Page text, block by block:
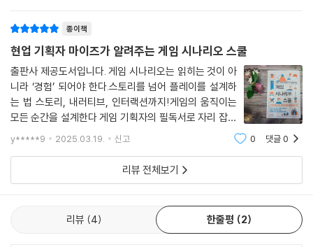
이렇게 상상하다 보면 무서운 몬스터가 우스꽝스럽게 제작될 수도 있습니
다. 따라서 시나리오를 작성할 때 형태를 표현해야 합니다. 눈으로 보이는
외형적인 모습을 하나하나 적어주세요. 그래픽 담당자가 잘 그려낼 수 있
도록 말이지요.
--- p.207
일반적인 스토리 작법론이 게임에서 적용되지 않는 가장 큰 이유는 인물이
없기 때문입니다. 인물이 있더라도 소설, 영화와 같은 스토리 중심의 콘텐
츠와는 개념 자체가 다르죠. 게임의 주인공은 캐릭터이기도 하지만 그 캐
릭터를 조작하는 게이머이기도 합니다. 게임에 잡혀간 약혼자를 구하러 가
는 스토리가 부여됐다고 해봅시다. 게이머가 약혼자를 구하겠다는 생각으
로 게임을 할까요? 현실에서는 약혼자가 없을 수도 있고 바로 옆에서 함께
게임을 하고 있을지도 모르는데요. 이러한 현상은 캐릭터의 개성을 줄이고
게임의 차이, ‘읽히는 이야기’에서 ‘보이는 이야기’로의 전환에 대해 이야기
한다.
결국 이 책은 게임 속 이야기를 ‘만드는 법’이 아니라 ‘게임화하는 법’을 알
려준다. “어떻게 하면 스토리를 ‘게임화’할 수 있을까?”라는 질문에서 출
발하여 기존에 ‘게임 시나리오 작가’를 꿈꾸던 사람들이 놓치고 있던 중요
한 부분을 짚어주고, 실무에서 바로 적용할 수 있는 가이드를 제공한다는
점에서 주니어 기획자와 취업 지망생에게 실질적인 도움이 될 것이다.
종이책
현업 기획자 마이즈가 알려주는 게임 시나리오 스쿨
출판사 제공도서입니다. 게임 시나리오는 읽히는 것이 아
니라 ‘경험’ 되어야 한다.스토리를 넘어 플레이를 설계하
는 법 스토리, 내러티브, 인터랙션까지!게임의 움직이는
모든 순간을 설계한다 게임 기획자의 필독서로 자리 잡은
책 『현업 기획자 마이즈가 알려주는 게임 기획 스쿨』의 김
현석저자는 20년 이상 쌓아온 실무 경험을 바탕으로 게임
시나리오 기획의 본질을 담은 책입니
y*****9 2025.03.19. 신고 0 댓글0
리뷰 전체보기
리뷰 4 한줄평 2